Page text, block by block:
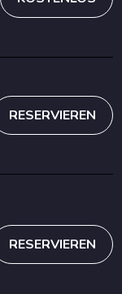
RESERVIEREN
RESERVIEREN